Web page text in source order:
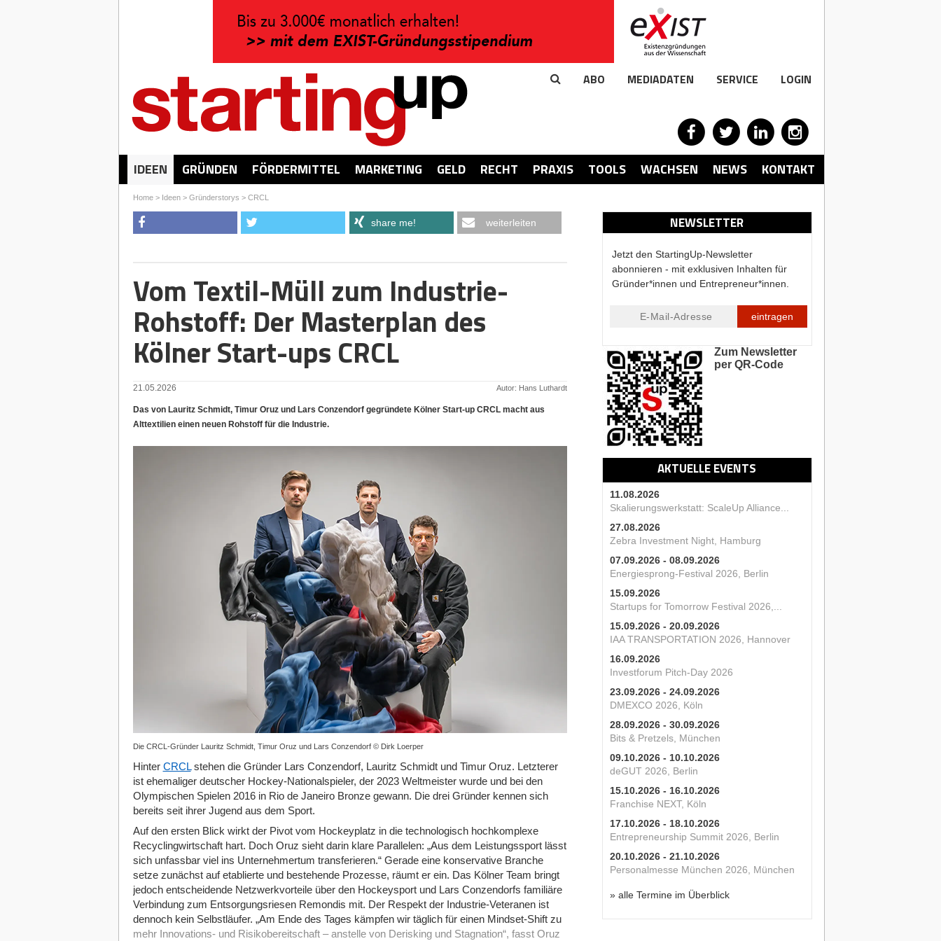
ABO MEDIADATEN SERVICE LOGIN
IDEEN GRÜNDEN FÖRDERMITTEL MARKETING GELD RECHT PRAXIS TOOLS WACHSEN NEWS KONTAKT
Home> Ideen> Gründerstorys > CRCL
NEWSLETTER
Jetzt den StartingUp-Newsletter
abonnieren - mit exklusiven Inhalten für
Gründer*innen und Entrepreneur*innen.
eintragen
Zum Newsletter
per QR-Code
AKTUELLE EVENTS
11.08.2026
Skalierungswerkstatt: ScaleUp Alliance...
27.08.2026
Zebra Investment Night, Hamburg
07.09.2026 - 08.09.2026
Energiesprong-Festival 2026, Berlin
15.09.2026
Startups for Tomorrow Festival 2026,...
15.09.2026 - 20.09.2026
IAA TRANSPORTATION 2026, Hannover
16.09.2026
Investforum Pitch-Day 2026
23.09.2026 - 24.09.2026
DMEXCO 2026, Köln
28.09.2026 - 30.09.2026
Bits & Pretzels, München
09.10.2026 - 10.10.2026
deGUT 2026, Berlin
15.10.2026 - 16.10.2026
Franchise NEXT, Köln
17.10.2026 - 18.10.2026
Entrepreneurship Summit 2026, Berlin
20.10.2026 - 21.10.2026
Personalmesse München 2026, München
» alle Termine im Überblick
share me! weiterleiten
Vom Textil-Müll zum Industrie-
Rohstoff: Der Masterplan des
Kölner Start-ups CRCL
21.05.2026 Autor: Hans Luthardt
Das von Lauritz Schmidt, Timur Oruz und Lars Conzendorf gegründete Kölner Start-up CRCL macht aus
Alttextilien einen neuen Rohstoff für die Industrie.
Die CRCL-Gründer Lauritz Schmidt, Timur Oruz und Lars Conzendorf © Dirk Loerper
Hinter CRCLstehen die Gründer Lars Conzendorf, Lauritz Schmidt und Timur Oruz. Letzterer
ist ehemaliger deutscher Hockey-Nationalspieler, der 2023 Weltmeister wurde und bei den
Olympischen Spielen 2016 in Rio de Janeiro Bronze gewann. Die drei Gründer kennen sich
bereits seit ihrer Jugend aus dem Sport.
Auf den ersten Blick wirkt der Pivot vom Hockeyplatz in die technologisch hochkomplexe
Recyclingwirtschaft hart. Doch Oruz sieht darin klare Parallelen: „Aus dem Leistungssport lässt
sich unfassbar viel ins Unternehmertum transferieren.“ Gerade eine konservative Branche
setze zunächst auf etablierte und bestehende Prozesse, räumt er ein. Das Kölner Team bringt
jedoch entscheidende Netzwerkvorteile über den Hockeysport und Lars Conzendorfs familiäre
Verbindung zum Entsorgungsriesen Remondis mit. Der Respekt der Industrie-Veteranen ist
dennoch kein Selbstläufer. „Am Ende des Tages kämpfen wir täglich für einen Mindset-Shift zu
mehr Innovations- und Risikobereitschaft – anstelle von Derisking und Stagnation“, fasst Oruz